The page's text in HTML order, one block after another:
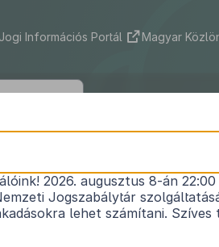
Információs Portál Magyar
2022. évi VII.
a honvédelemmel, a
igazgatással
2026. augusztus 8-án
Jogszabálytár
lehet számítani.